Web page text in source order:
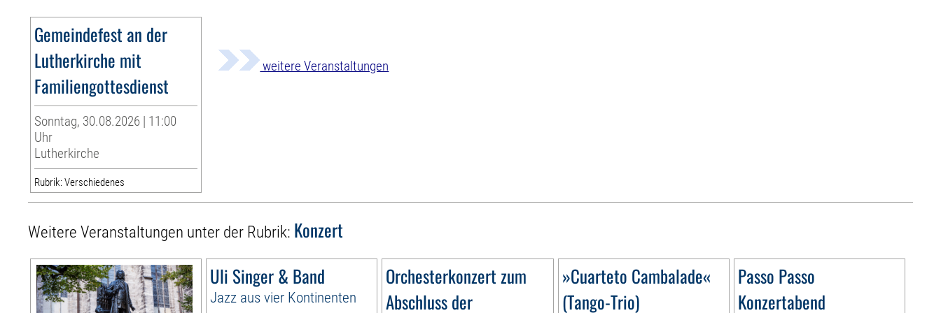
Gemeindefest an der
Lutherkirche mit
Familiengottesdienst
Sonntag, 30.08.2026 | 11:00
Uhr
Lutherkirche
Rubrik: Verschiedenes
weitere Veranstaltungen
Weitere Veranstaltungen unter der Rubrik: Konzert
Uli Singer & Band
Jazz aus vier Kontinenten
Orchesterkonzert zum
Abschluss der
»Cuarteto Cambalade«
(Tango-Trio)
Passo Passo
Konzertabend